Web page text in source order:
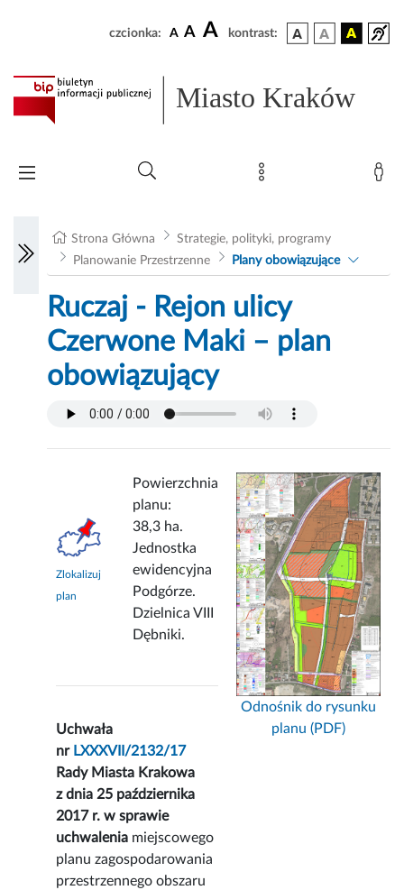
czcionka: A A A kontrast:
Miasto Kraków
Strona Główna
Strategie, polityki, programy
Planowanie Przestrzenne
Plany obowiązujące
Ruczaj - Rejon ulicy
Czerwone Maki – plan
obowiązujący
Zlokalizuj
plan
Powierzchnia
planu:
38,3 ha.
Jednostka
ewidencyjna
Podgórze.
Dzielnica VIII
Dębniki.
Uchwała
nr LXXXVII/2132/17
Rady Miasta Krakowa
z dnia 25 października
2017 r. w sprawie
uchwalenia miejscowego
planu zagospodarowania
przestrzennego obszaru
Odnośnik do rysunku
planu (PDF)